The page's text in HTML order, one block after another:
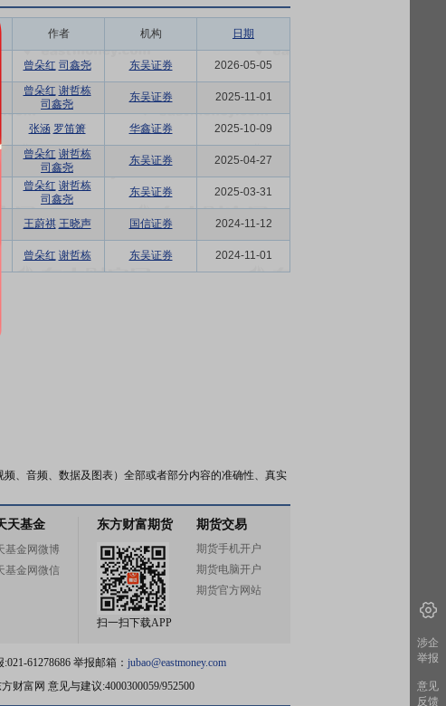
作者 机构 日期
曾朵红 司鑫尧 东吴证券 2026-05-05
曾朵红 谢哲栋
司鑫尧
东吴证券 2025-11-01
张涵 罗笛箫 华鑫证券 2025-10-09
曾朵红 谢哲栋
司鑫尧
东吴证券 2025-04-27
曾朵红 谢哲栋
司鑫尧
东吴证券 2025-03-31
王蔚祺 王晓声 国信证券 2024-11-12
曾朵红 谢哲栋 东吴证券 2024-11-01
、音频、数据及图表）全部或者部分内容的准确性、真实
天基金
基金网微博
基金网微信
东方财富期货
扫一扫下载APP
期货交易
期货手机开户
期货电脑开户
期货官方网站
61278686 举报邮箱： jubao@eastmoney.com
财富网 意见与建议:4000300059/952500
涉企
举报
意见
反馈